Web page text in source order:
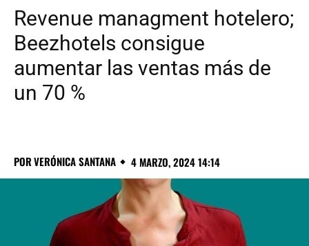
Revenue managment hotelero;
Beezhotels consigue
aumentar las ventas más de
un 70 %
PORVERÓNICA SANTANA 4 MARZO, 2024 14:14